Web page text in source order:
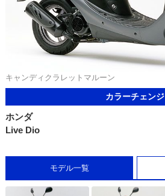
キャンディクラレットマルーン
カラーチェンジ
ホンダ
Live Dio
モデル一覧